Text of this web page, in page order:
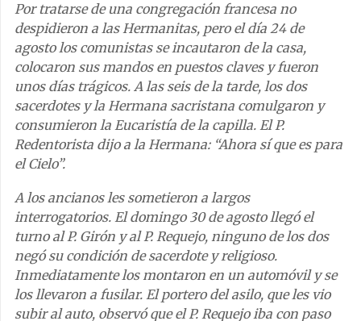
Por tratarse de una congregación francesa no
despidieron a las Hermanitas, pero el día 24 de
agosto los comunistas se incautaron de la casa,
colocaron sus mandos en puestos claves y fueron
unos días trágicos. A las seis de la tarde, los dos
sacerdotes y la Hermana sacristana comulgaron y
consumieron la Eucaristía de la capilla. El P.
Redentorista dijo a la Hermana: “Ahora sí que es para
el Cielo”.
A los ancianos les sometieron a largos
interrogatorios. El domingo 30 de agosto llegó el
turno al P. Girón y al P. Requejo, ninguno de los dos
negó su condición de sacerdote y religioso.
Inmediatamente los montaron en un automóvil y se
los llevaron a fusilar. El portero del asilo, que les vio
subir al auto, observó que el P. Requejo iba con paso